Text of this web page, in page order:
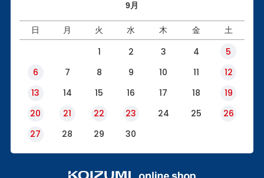
9月
日 月 火 水 木 金 土
1 2 3 4
5
6
7 8 9 10 11
12
13
14 15 16 17 18
19
20
21 22 23 24 25
26
27
28 29 30